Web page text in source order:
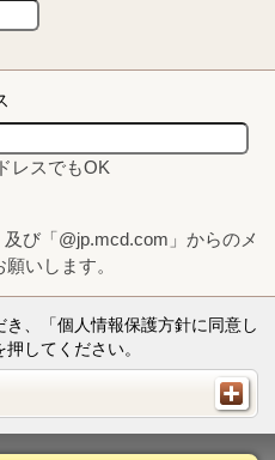
レスでもOK
び「@jp.mcd.com」からのメ
いします。
、「個人情報保護方針に同意し
してください。